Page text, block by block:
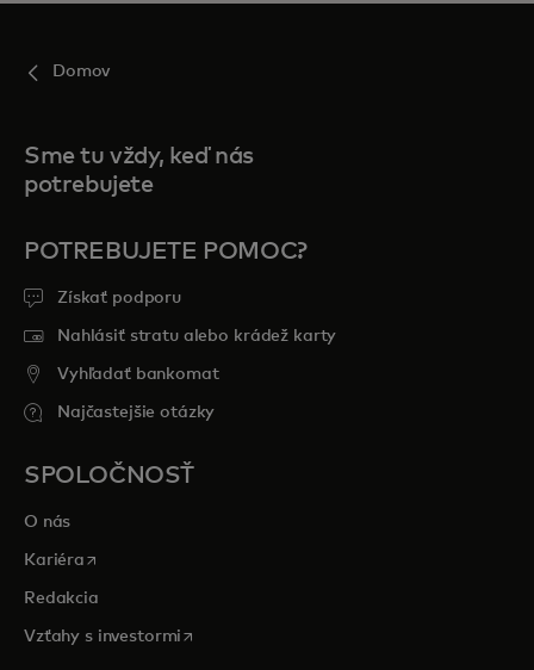
Domov
Sme tu vždy, keď nás
potrebujete
POTREBUJETE POMOC?
Získať podporu
Nahlásiť stratu alebo krádež karty
Vyhľadať bankomat
Najčastejšie otázky
SPOLOČNOSŤ
O nás
Kariéra opens in a new tab
Redakcia
Vzťahy s investormi opens in a new tab